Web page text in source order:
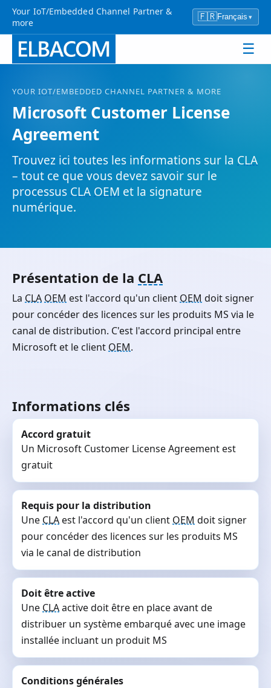
Your IoT/Embedded Channel Partner &
more
🇫🇷Français ▾
☰
YOUR IOT/EMBEDDED CHANNEL PARTNER & MORE
Microsoft Customer License
Agreement
Trouvez ici toutes les informations sur la CLA
– tout ce que vous devez savoir sur le
processus CLA OEM et la signature
numérique.
Présentation de la CLA
La CLA OEM est l'accord qu'un client OEM doit signer
pour concéder des licences sur les produits MS via le
canal de distribution. C'est l'accord principal entre
Microsoft et le client OEM.
Informations clés
Accord gratuit
Un Microsoft Customer License Agreement est
gratuit
Requis pour la distribution
Une CLAest l'accord qu'un client OEM doit signer
pour concéder des licences sur les produits MS
via le canal de distribution
Doit être active
Une CLAactive doit être en place avant de
distribuer un système embarqué avec une image
installée incluant un produit MS
Conditions générales